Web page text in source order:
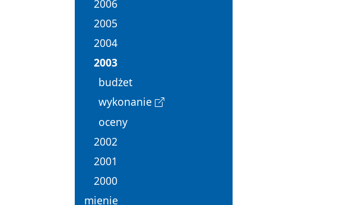
2006
2005
2004
2003
budżet
wykonanie
oceny
2002
2001
2000
mienie